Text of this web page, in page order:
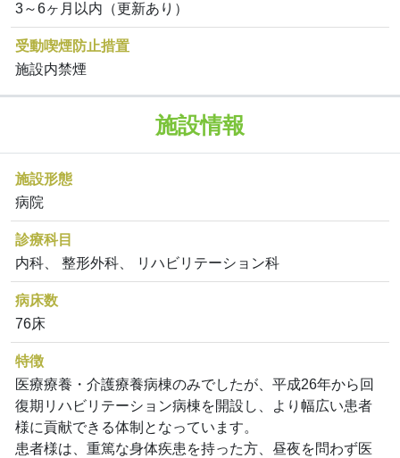
3～6ヶ月以内（更新あり）
受動喫煙防止措置
施設内禁煙
施設情報
施設形態
病院
診療科目
内科、 整形外科、 リハビリテーション科
病床数
76床
特徴
医療療養・介護療養病棟のみでしたが、平成26年から回
復期リハビリテーション病棟を開設し、より幅広い患者
様に貢献できる体制となっています。
患者様は、重篤な身体疾患を持った方、昼夜を問わず医